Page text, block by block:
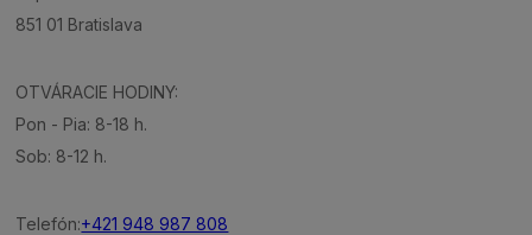
851 01 Bratislava
OTVÁRACIE HODINY:
Pon - Pia: 8-18 h.
Sob: 8-12 h.
Telefón:+421 948 987 808